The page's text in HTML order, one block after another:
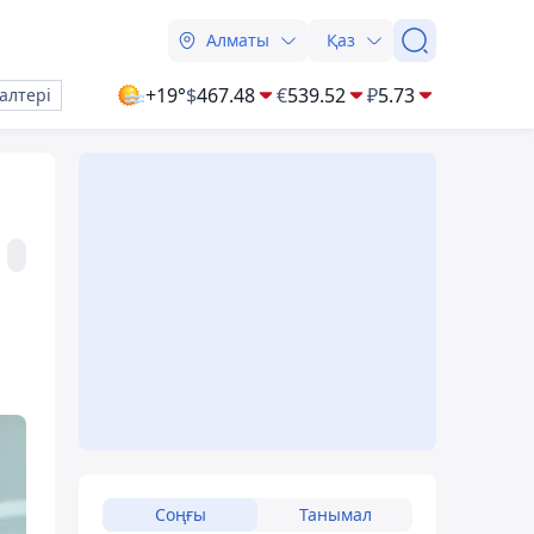
Алматы Қаз
+19°$467.48 €539.52 ₽5.73
Соңғы Танымал